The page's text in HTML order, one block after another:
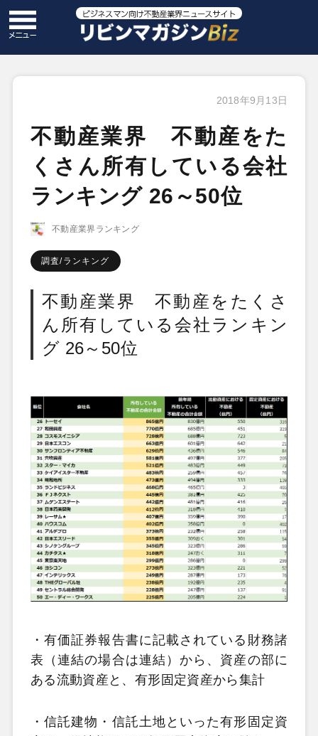
2018年9月13日
不動産業界 不動産をた
くさん所有している会社
ランキング 26～50位
不動産業界ランキング
調査/ランキング
不動産業界 不動産をたくさ
ん所有している会社ランキン
グ 26～50位
・有価証券報告書に記載されている財務諸
表（連結の場合は連結）から、資産の部に
ある流動資産と、有形固定資産から集計
・信託建物・信託土地といった有形固定資